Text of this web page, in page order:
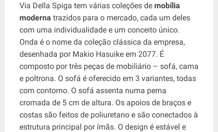
Via Della Spiga tem várias coleções de mobília
moderna trazidos para o mercado, cada um deles
com uma individualidade e um conceito único.
Onda é o nome da coleção clássica da empresa,
desenhada por Makio Hasuike em 2077. É
composto por três peças de mobiliário – sofá, cama
e poltrona. O sofá é oferecido em 3 variantes, todas
com contorno. O sofá assenta numa perna
cromada de 5 cm de altura. Os apoios de braços e
costas são feitos de poliuretano e são conectados à
estrutura principal por ímãs. O design é estável e